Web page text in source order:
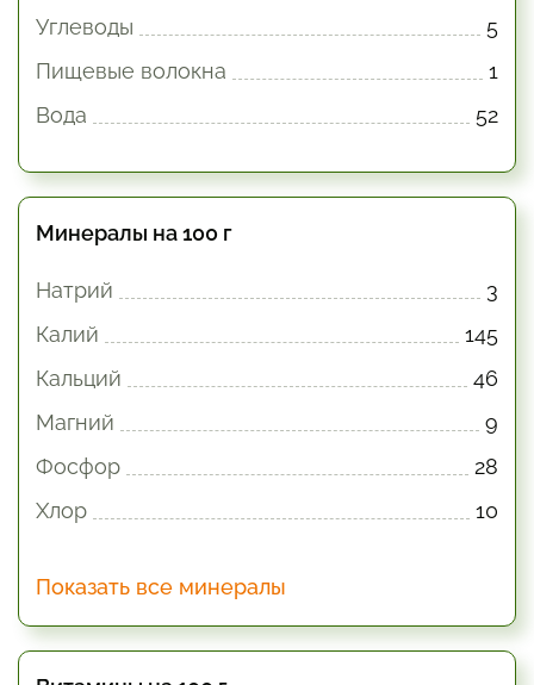
Углеводы
5
Пищевые волокна
1
Вода
52
Минералы на 100 г
Натрий
3
Калий
145
Кальций
46
Магний
9
Фосфор
28
Хлор
10
Показать все минералы